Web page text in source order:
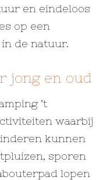
en eindeloos
op een
de natuur.
jong en oud
’t
waarbij
kunnen
sporen
lopen